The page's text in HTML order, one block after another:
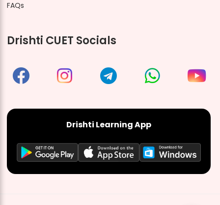
FAQs
Drishti CUET Socials
Drishti Learning App